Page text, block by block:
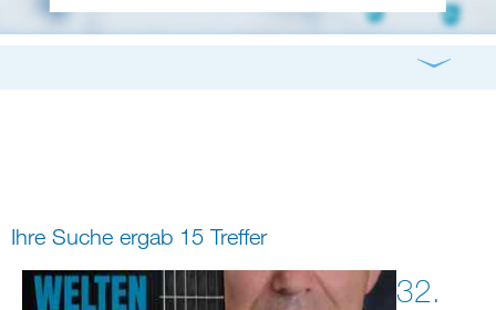
digital und in Präsenz rein digital
Ihre Suche ergab 15 Treffer
32.